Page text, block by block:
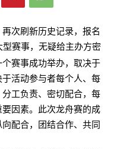
次刷新历史记录，报名
赛事，无疑给主办方密
赛事成功举办，取决于
活动参与者每个人、每
工负责、密切配合，每
因素。此次龙舟赛的成
配合，团结合作、共同